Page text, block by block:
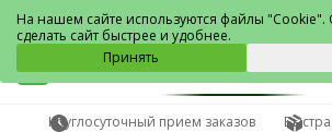
Карасук
Круглосуточный прием заказов
На нашем сайте используются файлы
сделать сайт быстрее и удобнее.
Принять